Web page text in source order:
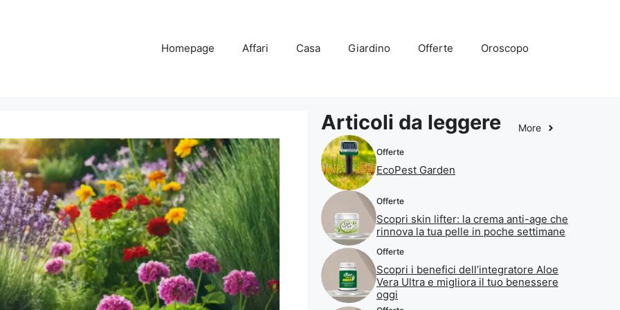
Homepage Affari Casa Giardino Offerte Oroscopo
Articoli da leggere More
Offerte
EcoPest Garden
Offerte
Scopri skin lifter: la crema anti-age che
rinnova la tua pelle in poche settimane
Offerte
Scopri i benefici dell’integratore Aloe
Vera Ultra e migliora il tuo benessere
oggi